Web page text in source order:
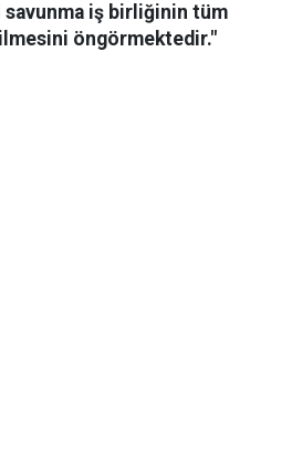
savunma iş birliğinin tüm
öngörmektedir."